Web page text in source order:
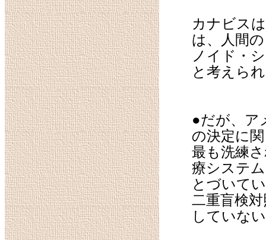
カナビス
は、人間
ノイド・
と考えら
●だが、ア
の決定に
最も洗練
療システ
とづいて
二重盲検
していな